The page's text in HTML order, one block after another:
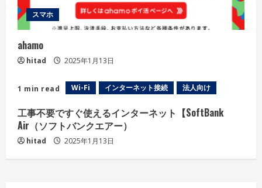
スマホ
ahamo
hitad 2025年1月13日
1 min read Wi-Fi インターネット接続 法人向け
工事不要ですぐ使えるインターネット【SoftBank
Air（ソフトバンクエアー）
hitad 2025年1月13日